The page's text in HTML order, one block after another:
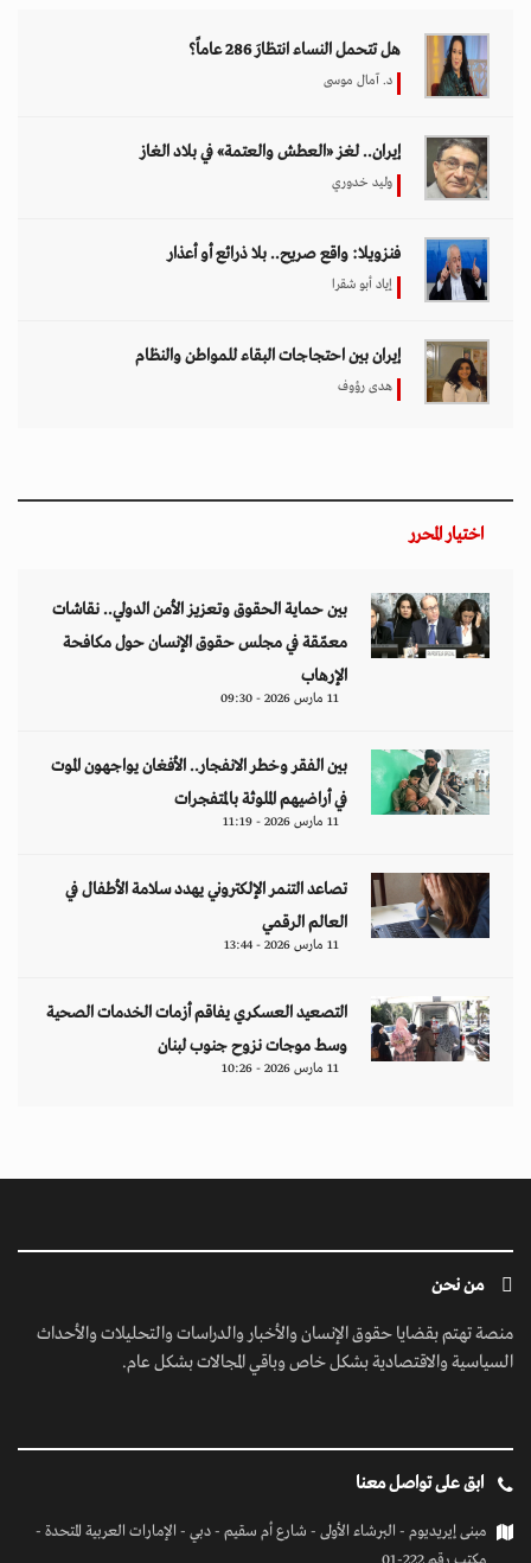
هل تتحمل النساء انتظارَ 286 عاماً؟
د. آمال موسى
إيران.. لغز «العطش والعتمة» في بلاد الغاز
وليد خدوري
فنزويلا: واقع صريح.. بلا ذرائع أو أعذار
إياد أبو شقرا
إيران بين احتجاجات البقاء للمواطن والنظام
هدى رؤوف
اختيار المحرر
بين حماية الحقوق وتعزيز الأمن الدولي.. نقاشات
معمّقة في مجلس حقوق الإنسان حول مكافحة
الإرهاب
11 مارس 2026 - 09:30
بين الفقر وخطر الانفجار.. الأفغان يواجهون الموت
في أراضيهم الملوثة بالمتفجرات
11 مارس 2026 - 11:19
تصاعد التنمر الإلكتروني يهدد سلامة الأطفال في
العالم الرقمي
11 مارس 2026 - 13:44
التصعيد العسكري يفاقم أزمات الخدمات الصحية
وسط موجات نزوح جنوب لبنان
11 مارس 2026 - 10:26
من نحن
منصة تهتم بقضايا حقوق الإنسان والأخبار والدراسات والتحليلات والأحداث
السياسية والاقتصادية بشكل خاص وباقي المجالات بشكل عام.
ابق على تواصل معنا
مبنى إيريديوم - البرشاء الأولى - شارع أم سقيم - دبي - الإمارات العربية المتحدة -